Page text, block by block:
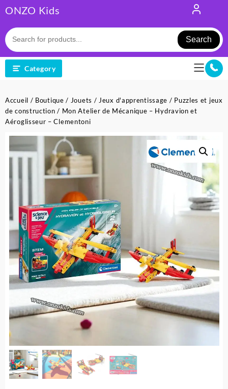
to
content
ONZO Kids
Search
Category
Accueil / Boutique / Jouets / Jeux d'apprentissage / Puzzles et jeux
de construction / Mon Atelier de Mécanique – Hydravion et
Aéroglisseur – Clementoni